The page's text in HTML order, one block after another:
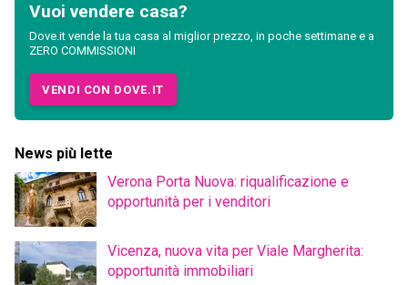
Vuoi vendere casa?
Dove.it vende la tua casa al miglior prezzo, in poche settimane e a
ZERO COMMISSIONI
VENDI CON DOVE.IT
News più lette
Verona Porta Nuova: riqualificazione e
opportunità per i venditori
Vicenza, nuova vita per Viale Margherita:
opportunità immobiliari